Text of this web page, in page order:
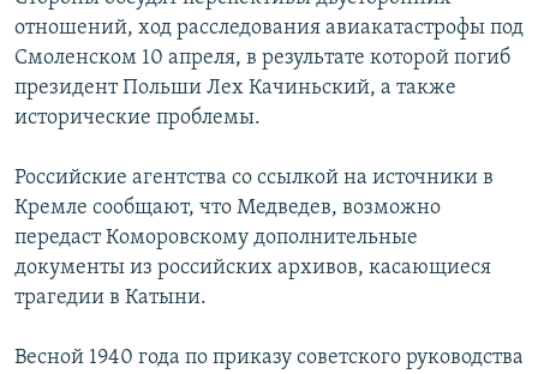
СОЦИАЛЬНЫЕ СЕТИ
Все сайты РСЕ/РС
отношений, ход расследования авиакатастрофы под
Смоленском 10 апреля, в результате которой погиб
президент Польши Лех Качиньский, а также
исторические проблемы.
Российские агентства со ссылкой на источники в
Кремле сообщают, что Медведев, возможно
передаст Коморовскому дополнительные
документы из российских архивов, касающиеся
трагедии в Катыни.
Весной 1940 года по приказу советского руководства